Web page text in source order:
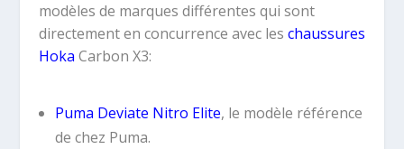
modèles de marques différentes qui sont
directement en concurrence avec les chaussures
Hoka Carbon X3:
Puma Deviate Nitro Elite, le modèle référence
de chez Puma.